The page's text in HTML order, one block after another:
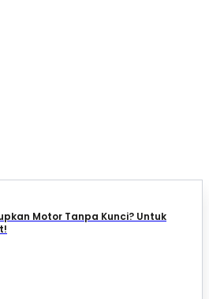
Motor Tanpa Kunci? Untuk